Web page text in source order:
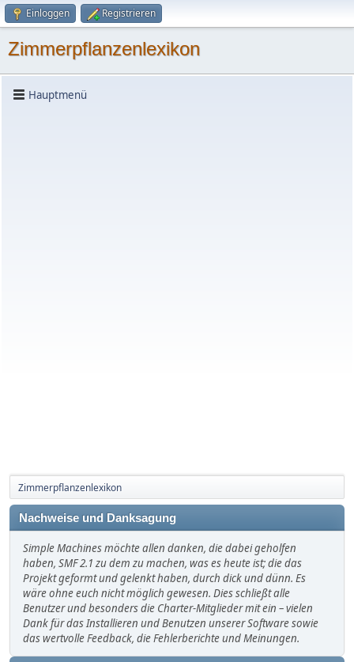
Einloggen Registrieren
Zimmerpflanzenlexikon
Hauptmenü
Zimmerpflanzenlexikon
Nachweise und Danksagung
Simple Machines möchte allen danken, die dabei geholfen
haben, SMF 2.1 zu dem zu machen, was es heute ist; die das
Projekt geformt und gelenkt haben, durch dick und dünn. Es
wäre ohne euch nicht möglich gewesen. Dies schließt alle
Benutzer und besonders die Charter-Mitglieder mit ein – vielen
Dank für das Installieren und Benutzen unserer Software sowie
das wertvolle Feedback, die Fehlerberichte und Meinungen.